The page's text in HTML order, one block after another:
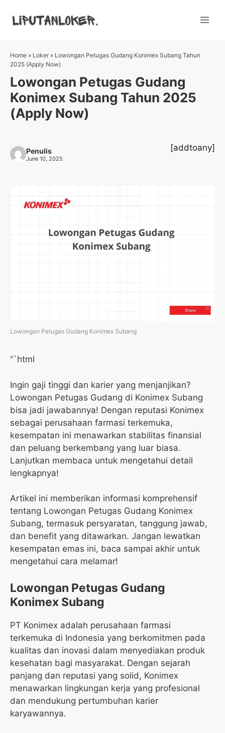
Home » Loker » Lowongan Petugas Gudang Konimex Subang Tahun
2025 (Apply Now)
Lowongan Petugas Gudang
Konimex Subang Tahun 2025
(Apply Now)
Penulis
June 10, 2025
[addtoany]
Lowongan Petugas Gudang Konimex Subang
“`html
Ingin gaji tinggi dan karier yang menjanjikan?
Lowongan Petugas Gudang di Konimex Subang
bisa jadi jawabannya! Dengan reputasi Konimex
sebagai perusahaan farmasi terkemuka,
kesempatan ini menawarkan stabilitas finansial
dan peluang berkembang yang luar biasa.
Lanjutkan membaca untuk mengetahui detail
lengkapnya!
Artikel ini memberikan informasi komprehensif
tentang Lowongan Petugas Gudang Konimex
Subang, termasuk persyaratan, tanggung jawab,
dan benefit yang ditawarkan. Jangan lewatkan
kesempatan emas ini, baca sampai akhir untuk
mengetahui cara melamar!
Lowongan Petugas Gudang
Konimex Subang
PT Konimex adalah perusahaan farmasi
terkemuka di Indonesia yang berkomitmen pada
kualitas dan inovasi dalam menyediakan produk
kesehatan bagi masyarakat. Dengan sejarah
panjang dan reputasi yang solid, Konimex
menawarkan lingkungan kerja yang profesional
dan mendukung pertumbuhan karier
karyawannya.